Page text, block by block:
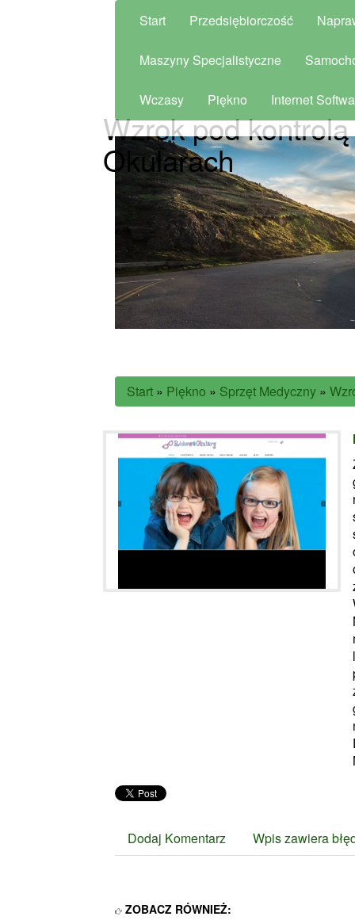
Start Przedsiębiorczość
Maszyny Specjalistyczne
Wczasy Piękno Internet
Wzrok pod
Okularach
Start » Piękno » Sprzęt Medyczny »
Dodaj Komentarz Wpis zawiera
ZOBACZ RÓWNIEŻ: